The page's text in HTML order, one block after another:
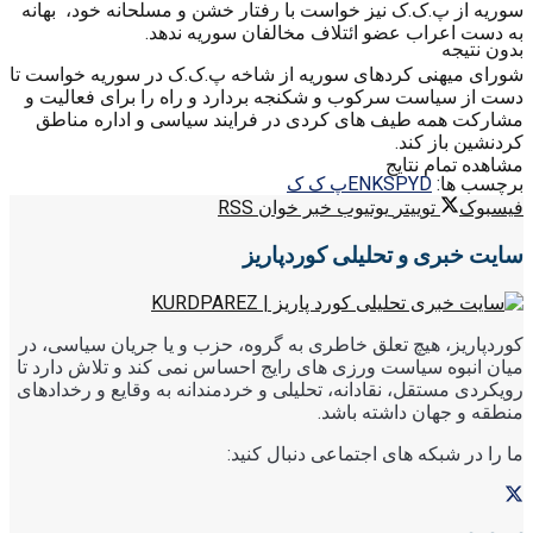
بدون نتیجه
مشاهده تمام نتایج
سوریه از پ.ک.ک نیز خواست با رفتار خشن و مسلحانه خود، بهانه
به دست اعراب عضو ائتلاف مخالفان سوریه ندهد.
شورای میهنی کردهای سوریه از شاخه پ.ک.ک در سوریه خواست تا
دست از سیاست سرکوب و شکنجه بردارد و راه را برای فعالیت و
مشارکت همه طیف های کردی در فرایند سیاسی و اداره مناطق
کردنشین باز کند.
برچسب ها:
ENKS PYD
پ ک ک
فیسبوک
توییتر یوتیوب خبر خوان RSS
سایت خبری و تحلیلی کوردپاریز
کوردپاریز، هیچ تعلق خاطری به گروه، حزب و یا جریان سیاسی، در
میان انبوه سیاست ورزی های رایج احساس نمی کند و تلاش دارد تا
رویکردی مستقل، نقادانه، تحلیلی و خردمندانه به وقایع و رخدادهای
منطقه و جهان داشته باشد.
ما را در شبکه های اجتماعی دنبال کنید: